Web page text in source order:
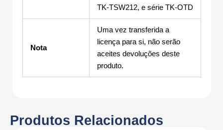
TK-TSW212, e série TK-OTD
Nota
Uma vez transferida a
licença para si, não serão
aceites devoluções deste
produto.
Produtos Relacionados